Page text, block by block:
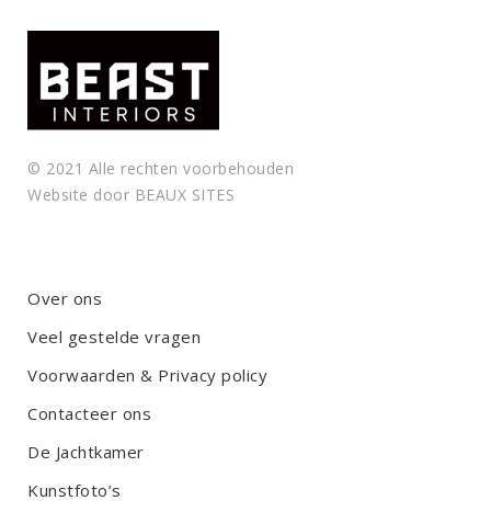
© 2021 Alle rechten voorbehouden
Website door BEAUX SITES
Over ons
Veel gestelde vragen
Voorwaarden & Privacy policy
Contacteer ons
De Jachtkamer
Kunstfoto’s